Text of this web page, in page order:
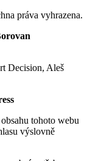
práva vyhrazena.
Decision, Aleš
tohoto webu
výslovně